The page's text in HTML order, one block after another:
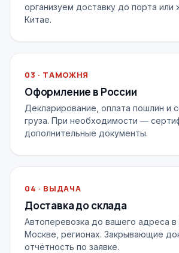
организуем доставку до порта или
Китае.
03 · ТАМОЖНЯ
Оформление в России
Декларирование, оплата пошлин и
груза. При необходимости —
дополнительные документы.
04 · ВЫДАЧА
Доставка до склада
Автоперевозка до вашего адреса в
Москве, регионах. Закрывающие
отчётность по заявке.